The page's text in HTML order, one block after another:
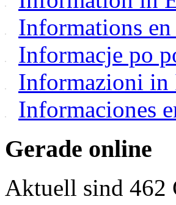
Informations en
Informacje po
Informazioni in
Informaciones
Gerade online
Aktuell sind 462